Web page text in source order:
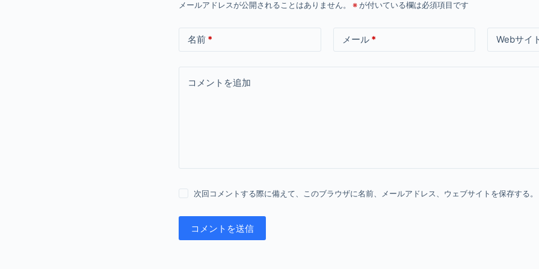
メールアドレスが公開されることはありません。 ※が付いている欄は必須項目です
名前 * メール* Webサイ
コメントを追加
次回コメントする際に備えて、このブラウザに名前、メールアドレス、ウェブサイトを保存する。
コメントを送信